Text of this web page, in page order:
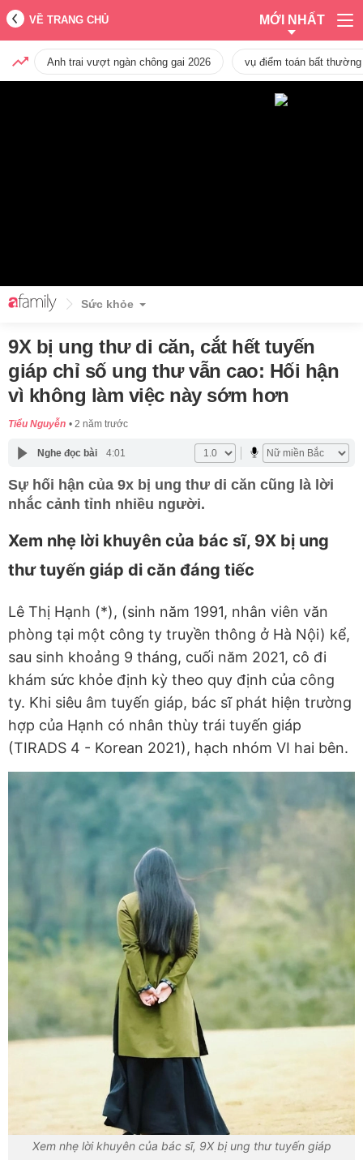
VỀ TRANG CHỦ MỚI NHẤT
Anh trai vượt ngàn chông gai 2026 vụ điểm toán bất
Sức khỏe
9X bị ung thư di căn, cắt hết tuyến
giáp chỉ số ung thư vẫn cao: Hối hận
vì không làm việc này sớm hơn
Tiểu Nguyễn 2 năm trước
Nghe đọc bài 4:01
Sự hối hận của 9x bị ung thư di căn cũng là lời
nhắc cảnh tỉnh nhiều người.
Xem nhẹ lời khuyên của bác sĩ, 9X bị ung
thư tuyến giáp di căn đáng tiếc
Lê Thị Hạnh (*), (sinh năm 1991, nhân viên văn
phòng tại một công ty truyền thông ở Hà Nội) kể,
sau sinh khoảng 9 tháng, cuối năm 2021, cô đi
khám sức khỏe định kỳ theo quy định của công
ty. Khi siêu âm tuyến giáp, bác sĩ phát hiện trường
hợp của Hạnh có nhân thùy trái tuyến giáp
(TIRADS 4 - Korean 2021), hạch nhóm VI hai bên.
Xem nhẹ lời khuyên của bác sĩ, 9X bị ung thư tuyến giáp